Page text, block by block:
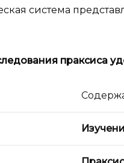
система
праксиса у